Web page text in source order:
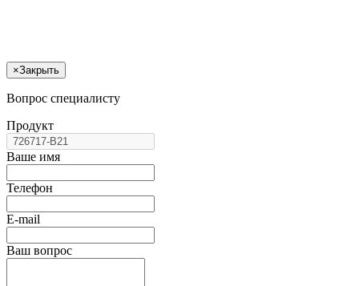
×Закрыть
Вопрос специалисту
Продукт
Ваше имя
Телефон
E-mail
Ваш вопрос